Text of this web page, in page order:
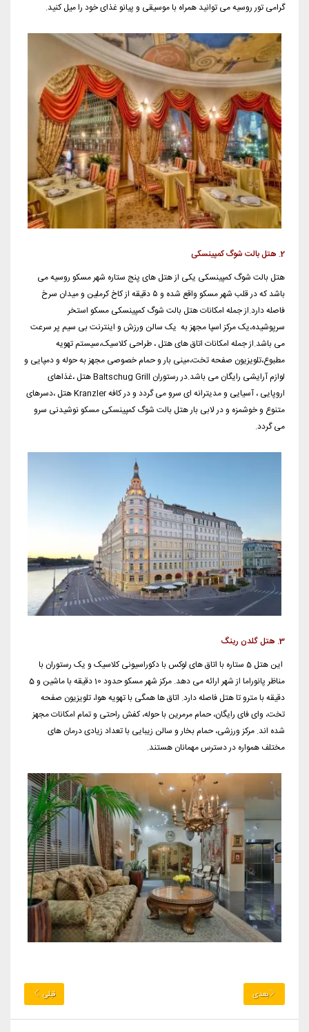
گرامی تور روسیه می توانید همراه با موسیقی و پیانو غذای خود را میل کنید.
2. هتل بالت شوگ کمپینسکی
هتل بالت شوگ کمپینسکی یکی از هتل های پنج ستاره شهر مسکو روسیه می
باشد که در قلب شهر مسکو واقع شده و ۵ دقیقه از کاخ کرملین و میدان سرخ
فاصله دارد.از جمله امکانات هتل بالت شوگ کمپینسکی مسکو استخر
سرپوشیده،یک مرکز اسپا مجهز به یک سالن ورزش و اینترنت بی سیم پر سرعت
می باشد.از جمله امکانات اتاق های هتل ، طراحی کلاسیک،سیستم تهویه
مطبوع،تلویزیون صفحه تخت،مینی بار و حمام خصوصی مجهز به حوله و دمپایی و
لوازم آرایشی رایگان می باشد.
در رستوران Baltschug Grill هتل ،غذاهای
اروپایی ، آسیایی و مدیترانه ای سرو می گردد و در کافه Kranzler هتل ،دسرهای
متنوع و خوشمزه و در لابی بار هتل بالت شوگ کمپینسکی مسکو نوشیدنی سرو
می گردد.
3. هتل گلدن رینگ
این هتل 5 ستاره با اتاق های لوکس با دکوراسیونی کلاسیک و یک رستوران با
مناظر پانوراما از شهر ارائه می دهد. مرکز شهر مسکو حدود 10 دقیقه با ماشین و 5
دقیقه با مترو تا هتل فاصله دارد. اتاق ها همگی با تهویه هوا، تلویزیون صفحه
تخت، وای فای رایگان، حمام مرمرین با حوله، کفش راحتی و تمام امکانات مجهز
شده اند. مرکز ورزشی، حمام بخار و سالن زیبایی با تعداد زیادی درمان های
مختلف همواره در دسترس مهمانان هستند.
بعدی قبلی